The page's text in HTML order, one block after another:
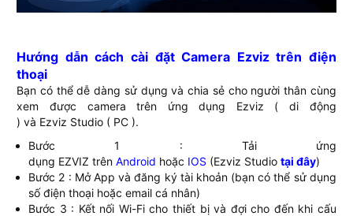
Hướng dẫn cách cài đặt Camera Ezviz trên điện
thoại
Bạn có thể dễ dàng sử dụng và chia sẻ cho người thân cùng
xem được camera trên ứng dụng Ezviz ( di động
) và Ezviz Studio ( PC ).
Bước 1 : Tải ứng
dụng EZVIZ trênAndroid hoặc IOS (Ezviz Studiotại đây)
Bước 2 : Mở App và đăng ký tài khoản (bạn có thể sử dụng
số điện thoại hoặc email cá nhân)
Bước 3 : Kết nối Wi-Fi cho thiết bị và đợi cho đến khi cấu